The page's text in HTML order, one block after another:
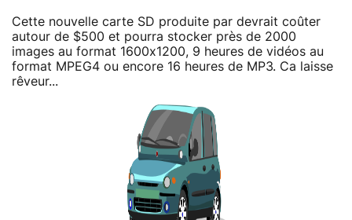
Cette nouvelle carte SD produite par devrait coûter
autour de $500 et pourra stocker près de 2000
images au format 1600x1200, 9 heures de vidéos au
format MPEG4 ou encore 16 heures de MP3. Ca laisse
rêveur...